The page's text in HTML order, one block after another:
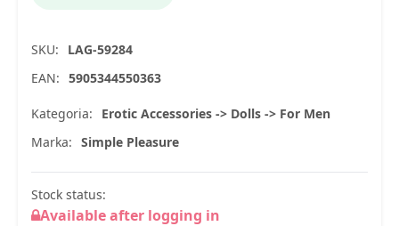
SKU:
LAG-59284
EAN: 5905344550363
Kategoria:
Erotic Accessories -> Dolls -> For Men
Marka: Simple Pleasure
Stock status:
Available after logging in